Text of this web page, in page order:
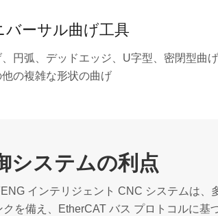
バーサル曲げ工具
、円弧、デッドエッジ、U字型、密閉型曲
の複雑な形状の曲げ
システムの利点
インテリジェント CNC システムは、
クを備え、EtherCAT バス プロトコルに基